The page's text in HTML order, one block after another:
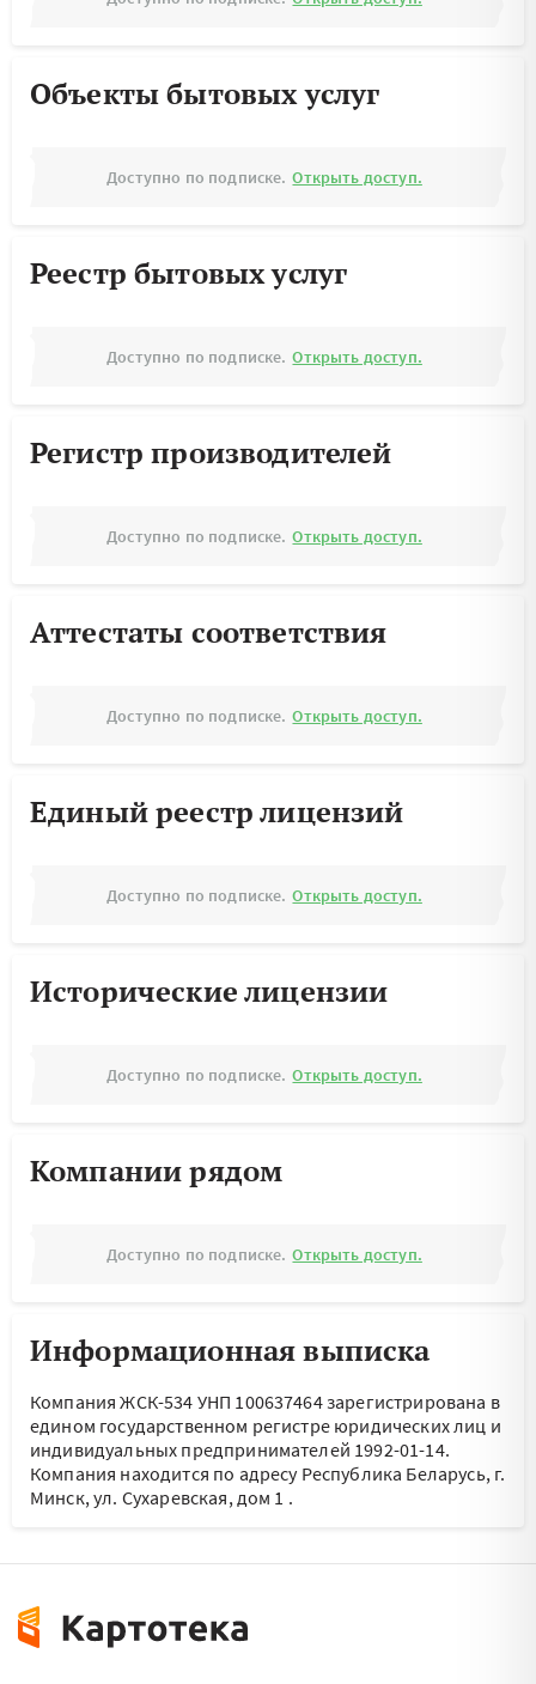
Объекты бытовых услуг
Доступно по подписке. Открыть доступ.
Реестр бытовых услуг
Доступно по подписке. Открыть доступ.
Регистр производителей
Доступно по подписке. Открыть доступ.
Аттестаты соответствия
Доступно по подписке. Открыть доступ.
Единый реестр лицензий
Доступно по подписке. Открыть доступ.
Исторические лицензии
Доступно по подписке. Открыть доступ.
Компании рядом
Доступно по подписке. Открыть доступ.
Информационная выписка
Компания ЖСК-534 УНП 100637464 зарегистрирована в
едином государственном регистре юридических лиц и
индивидуальных предпринимателей 1992-01-14.
Компания находится по адресу Республика Беларусь, г.
Минск, ул. Сухаревская, дом 1 .